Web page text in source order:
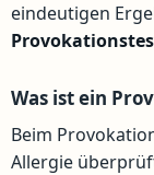
eindeutigen
Was ist ein
Beim
Allergie